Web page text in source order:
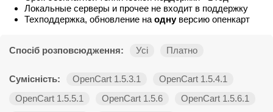
Локальные серверы и прочее не входит в поддержку
Техподдержка, обновление на одну версию опенкарт
Спосіб розповсюдження: Усі Платно
Сумісність: OpenCart 1.5.3.1
OpenCart 1.5.4.1
OpenCart 1.5.5.1
OpenCart 1.5.6
OpenCart 1.5.6.1